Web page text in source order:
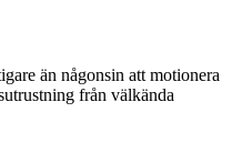
än någonsin att motionera
från välkända